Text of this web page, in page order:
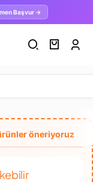
Başvur →